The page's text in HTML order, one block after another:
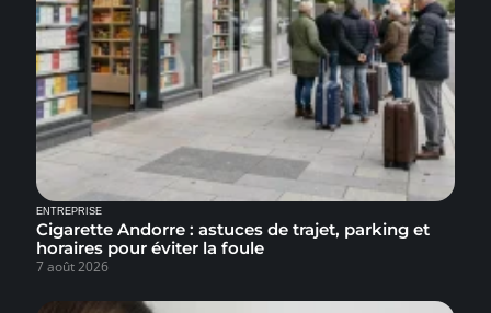
ENTREPRISE
Cigarette Andorre : astuces de trajet, parking et
horaires pour éviter la foule
7 août 2026